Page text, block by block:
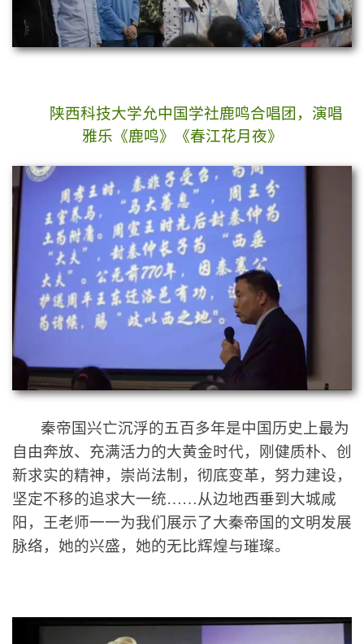
陕西科技大学允中国学社鹿鸣合唱团，演唱
雅乐《鹿鸣》《春江花月夜》
秦帝国兴亡沉浮的五百多年是中国历史上最为
自由奔放、充满活力的大黄金时代，刚健质朴、创
新求实的精神，崇尚法制，彻底变革，努力建设，
坚定不移的追求大一统……从边地西垂到大城咸
阳， 王老师一一为我们展示了大秦帝国的文明发展
脉络，她的兴盛，她的无比辉煌与璀璨。